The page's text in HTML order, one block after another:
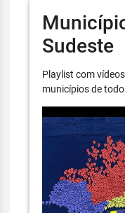
Sudeste
Playlist com
municípios de